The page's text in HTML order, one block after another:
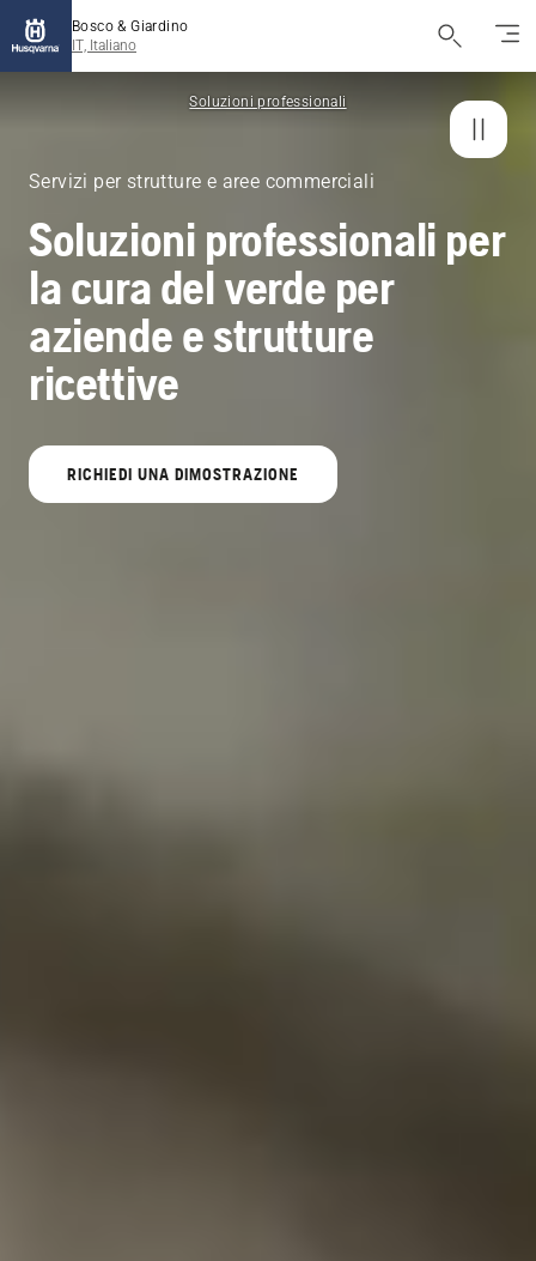
Bosco & Giardino
IT, Italiano
Soluzioni professionali
Servizi per strutture e aree commerciali
Soluzioni professionali per
la cura del verde per
aziende e strutture
ricettive
RICHIEDI UNA DIMOSTRAZIONE